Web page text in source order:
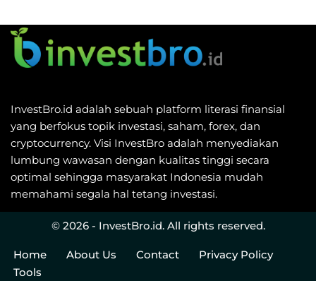
InvestBro.id adalah sebuah platform literasi finansial
yang berfokus topik investasi, saham, forex, dan
cryptocurrency. Visi InvestBro adalah menyediakan
lumbung wawasan dengan kualitas tinggi secara
optimal sehingga masyarakat Indonesia mudah
memahami segala hal tetang investasi.
© 2026 - InvestBro.id. All rights reserved.
Home About Us Contact
Privacy Policy
Tools